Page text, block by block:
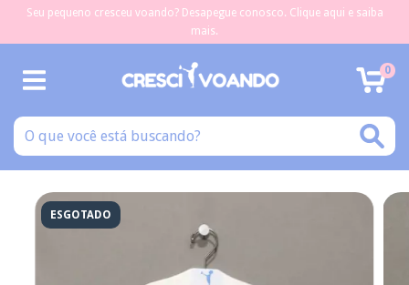
Seu pequeno cresceu voando? Desapegue conosco. Clique aqui e saiba
mais.
0
ESGOTADO